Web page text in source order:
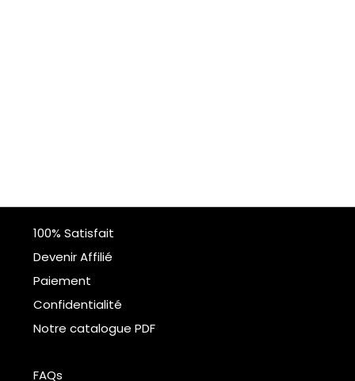
100% Satisfait
Devenir Affilié
Paiement
Confidentialité
Notre catalogue PDF
FAQs